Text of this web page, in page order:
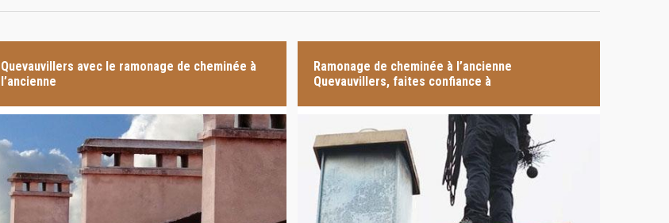
Quevauvillers avec le ramonage de cheminée à
l’ancienne
Ramonage de cheminée à l’ancienne
Quevauvillers, faites confiance à